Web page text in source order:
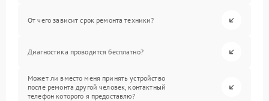
От чего зависит срок ремонта техники?
Диагностика проводится бесплатно?
Может ли вместо меня принять устройство
после ремонта другой человек, контактный
телефон которого я предоставлю?